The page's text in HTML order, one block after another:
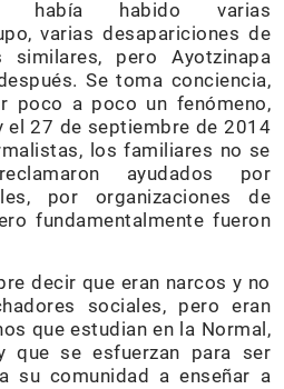
había habido varias
varias desapariciones de
similares, pero Ayotzinapa
Se toma conciencia,
poco a poco un fenómeno,
el 27 de septiembre de 2014
los familiares no se
ayudados por
por organizaciones de
fundamentalmente fueron
decir que eran narcos y no
sociales, pero eran
que estudian en la Normal,
que se esfuerzan para ser
su comunidad a enseñar a